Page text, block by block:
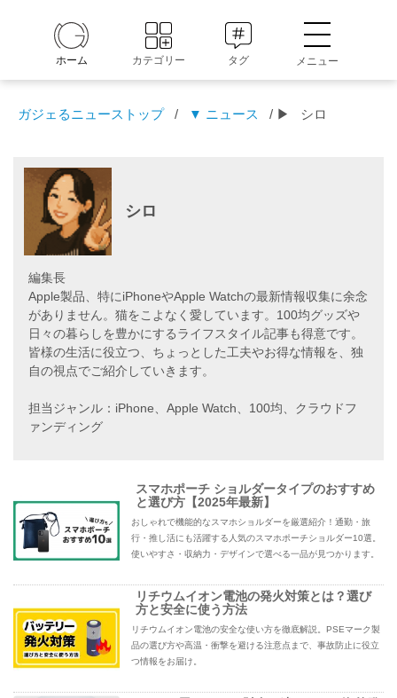
ホーム カテゴリー タグ メニュー
ガジェるニューストップ / ▼ ニュース / ▶ シロ
シロ
編集長
Apple製品、特にiPhoneやApple Watchの最新情報収集に余念
がありません。猫をこよなく愛しています。100均グッズや
日々の暮らしを豊かにするライフスタイル記事も得意です。
皆様の生活に役立つ、ちょっとした工夫やお得な情報を、独
自の視点でご紹介していきます。
担当ジャンル：iPhone、Apple Watch、100均、クラウドフ
ァンディング
スマホポーチ ショルダータイプのおすすめ
と選び方【2025年最新】
おしゃれで機能的なスマホショルダーを厳選紹介！通勤・旅
行・推し活にも活躍する人気のスマホポーチショルダー10選。
使いやすさ・収納力・デザインで選べる一品が見つかります。
リチウムイオン電池の発火対策とは？選び
方と安全に使う方法
リチウムイオン電池の安全な使い方を徹底解説。PSEマーク製
品の選び方や高温・衝撃を避ける注意点まで、事故防止に役立
つ情報をお届け。